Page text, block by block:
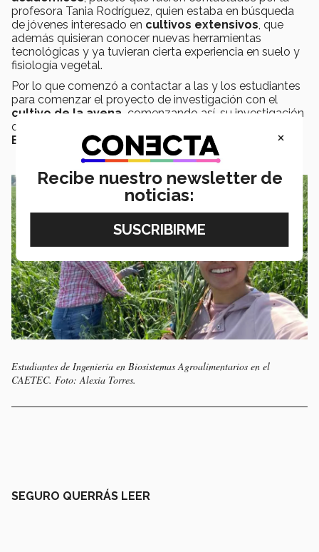
profesora Tania Rodríguez, quien estaba en búsqueda
de jóvenes interesado en cultivos extensivos, que
además quisieran conocer nuevas herramientas
tecnológicas y ya tuvieran cierta experiencia en suelo y
fisiología vegetal.
Por lo que comenzó a contactar a las y los estudiantes
para comenzar el proyecto de investigación con el
cultivo de la avena, comenzando así, su investigación
que los llevaría a
ExpoIngenierías.
Estudiantes de Ingeniería en Biosistemas Agroalimentarios en el
CAETEC. Foto: Alexia Torres.
SEGURO QUERRÁS LEER
×
Recibe nuestro newsletter de
noticias: